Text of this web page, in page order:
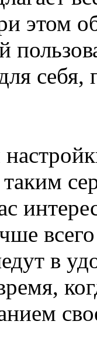
этом
себя,
таким
в